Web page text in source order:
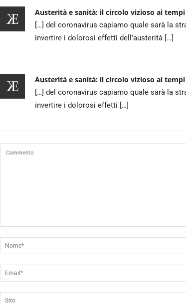
Austerità e sanità: il circolo vizioso ai
[…] del coronavirus capiamo quale sarà la
invertire i dolorosi effetti dell’austerità […]
Austerità e sanità: il circolo vizioso ai
[…] del coronavirus capiamo quale sarà la
invertire i dolorosi effetti […]